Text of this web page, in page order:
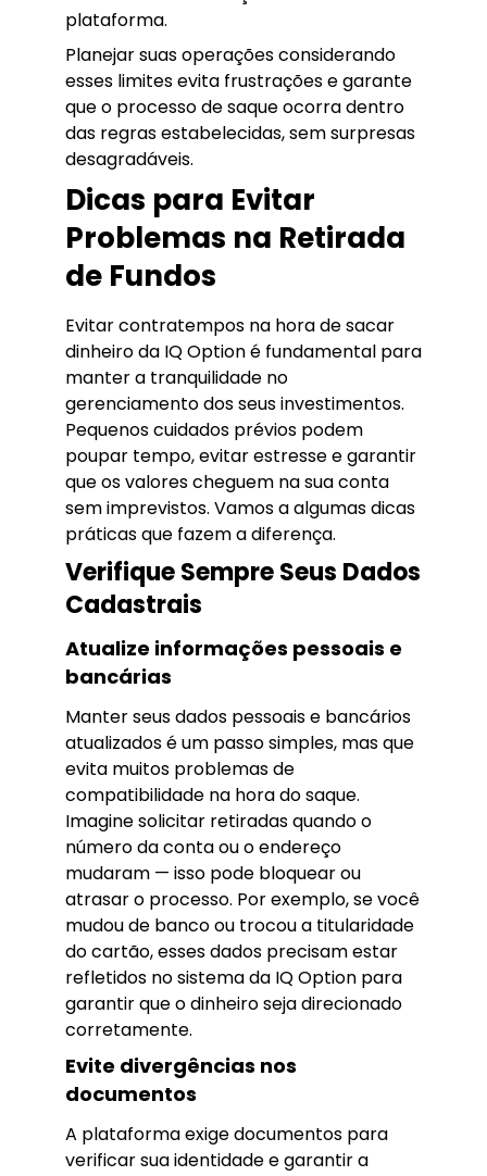
plataforma.
Planejar suas operações considerando
esses limites evita frustrações e garante
que o processo de saque ocorra dentro
das regras estabelecidas, sem surpresas
desagradáveis.
Dicas para Evitar
Problemas na Retirada
de Fundos
Evitar contratempos na hora de sacar
dinheiro da IQ Option é fundamental para
manter a tranquilidade no
gerenciamento dos seus investimentos.
Pequenos cuidados prévios podem
poupar tempo, evitar estresse e garantir
que os valores cheguem na sua conta
sem imprevistos. Vamos a algumas dicas
práticas que fazem a diferença.
Verifique Sempre Seus Dados
Cadastrais
Atualize informações pessoais e
bancárias
Manter seus dados pessoais e bancários
atualizados é um passo simples, mas que
evita muitos problemas de
compatibilidade na hora do saque.
Imagine solicitar retiradas quando o
número da conta ou o endereço
mudaram — isso pode bloquear ou
atrasar o processo. Por exemplo, se você
mudou de banco ou trocou a titularidade
do cartão, esses dados precisam estar
refletidos no sistema da IQ Option para
garantir que o dinheiro seja direcionado
corretamente.
Evite divergências nos
documentos
A plataforma exige documentos para
verificar sua identidade e garantir a